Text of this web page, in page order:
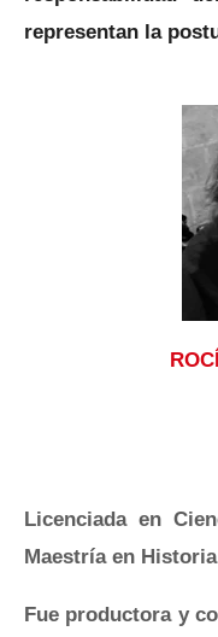
representan la
Licenciada en
Maestría en
Fue productora y